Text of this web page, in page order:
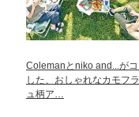
Colemanとniko and...が
した、おしゃれなカモフ
ュ柄ア…